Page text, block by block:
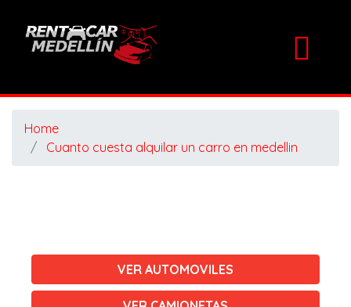
Home
Cuanto cuesta alquilar un carro en medellin
VER AUTOMOVILES